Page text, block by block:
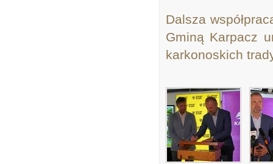
Dalsza
Gminą Karpacz
karkonoskich